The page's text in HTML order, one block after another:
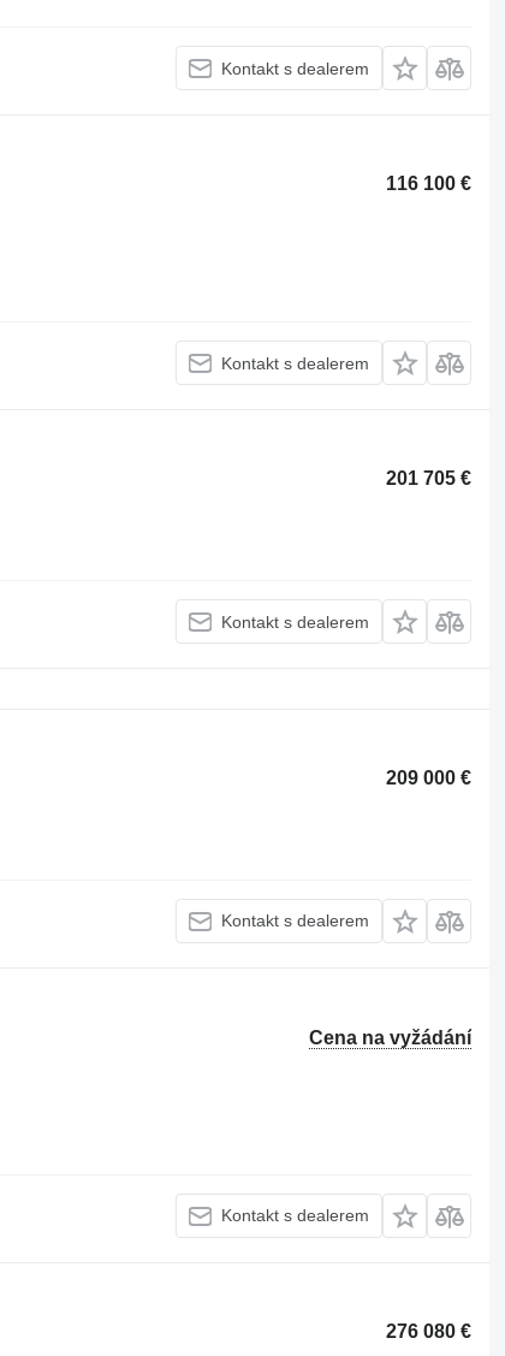
Kontakt s dealerem
116 100 €
Kontakt s dealerem
201 705 €
Kontakt s dealerem
209 000 €
Kontakt s dealerem
Cena na vyžádání
Kontakt s dealerem
276 080 €